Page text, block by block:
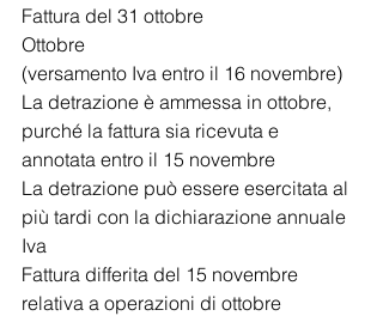
Fattura del 31 ottobre
Ottobre
(versamento Iva entro il 16 novembre)
La detrazione è ammessa in ottobre,
purché la fattura sia ricevuta e
annotata entro il 15 novembre
La detrazione può essere esercitata al
più tardi con la dichiarazione annuale
Iva
Fattura differita del 15 novembre
relativa a operazioni di ottobre